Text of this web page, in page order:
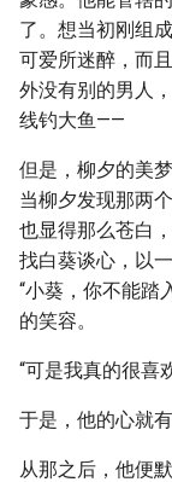
了。想当初刚组
可爱所迷醉，而
外没有别的男人
线钓大鱼——
但是，柳夕的美
当柳夕发现那两
也显得那么苍白
找白葵谈心，以
“小葵，你不能踏
的笑容。
“可是我真的很喜
于是，他的心就
从那之后，他便